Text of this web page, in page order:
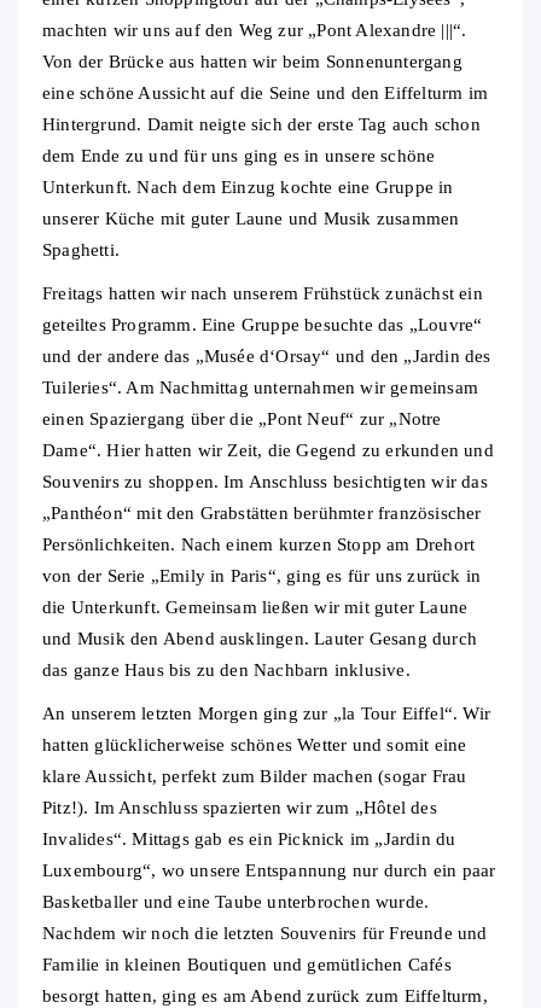
machten wir uns auf den Weg zur „Pont Alexandre |||“.
Von der Brücke aus hatten wir beim Sonnenuntergang
eine schöne Aussicht auf die Seine und den Eiffelturm im
Hintergrund. Damit neigte sich der erste Tag auch schon
dem Ende zu und für uns ging es in unsere schöne
Unterkunft. Nach dem Einzug kochte eine Gruppe in
unserer Küche mit guter Laune und Musik zusammen
Spaghetti.
Freitags hatten wir nach unserem Frühstück zunächst ein
geteiltes Programm. Eine Gruppe besuchte das „Louvre“
und der andere das „Musée d‘Orsay“ und den „Jardin des
Tuileries“. Am Nachmittag unternahmen wir gemeinsam
einen Spaziergang über die „Pont Neuf“ zur „Notre
Dame“. Hier hatten wir Zeit, die Gegend zu erkunden und
Souvenirs zu shoppen. Im Anschluss besichtigten wir das
„Panthéon“ mit den Grabstätten berühmter französischer
Persönlichkeiten. Nach einem kurzen Stopp am Drehort
von der Serie „Emily in Paris“, ging es für uns zurück in
die Unterkunft. Gemeinsam ließen wir mit guter Laune
und Musik den Abend ausklingen. Lauter Gesang durch
das ganze Haus bis zu den Nachbarn inklusive.
An unserem letzten Morgen ging zur „la Tour Eiffel“. Wir
hatten glücklicherweise schönes Wetter und somit eine
klare Aussicht, perfekt zum Bilder machen (sogar Frau
Pitz!). Im Anschluss spazierten wir zum „Hôtel des
Invalides“. Mittags gab es ein Picknick im „Jardin du
Luxembourg“, wo unsere Entspannung nur durch ein paar
Basketballer und eine Taube unterbrochen wurde.
Nachdem wir noch die letzten Souvenirs für Freunde und
Familie in kleinen Boutiquen und gemütlichen Cafés
besorgt hatten, ging es am Abend zurück zum Eiffelturm,